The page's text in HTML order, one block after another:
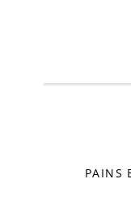
PAINS